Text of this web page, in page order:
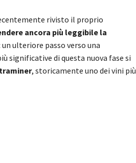
rivisto il proprio
ancora più leggibile la
un ulteriore passo verso una
significative di questa nuova fase si
, storicamente uno dei vini più